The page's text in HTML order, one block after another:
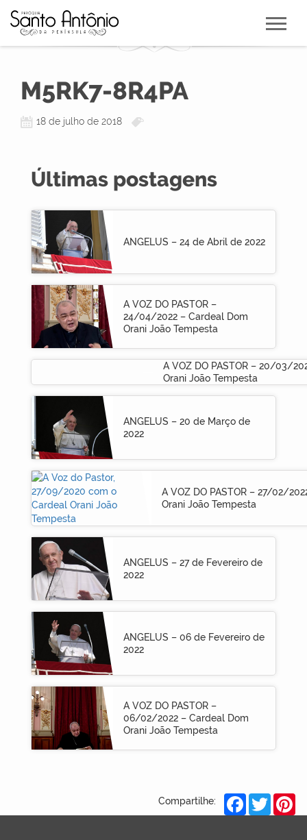
M5RK7-8R4PA
18 de julho de 2018
Últimas postagens
ANGELUS – 24 de Abril de 2022
A VOZ DO PASTOR –
24/04/2022 – Cardeal Dom
Orani João Tempesta
A VOZ DO PASTOR – 20/03/
Orani João Tempesta
ANGELUS – 20 de Março de
2022
A VOZ DO PASTOR – 27/02/
Orani João Tempesta
ANGELUS – 27 de Fevereiro de
2022
ANGELUS – 06 de Fevereiro de
2022
A VOZ DO PASTOR –
06/02/2022 – Cardeal Dom
Orani João Tempesta
Compartilhe: Facebook
Twitter